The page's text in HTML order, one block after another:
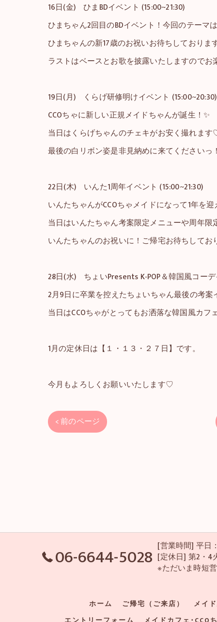
16日(金) ひまBDイベント (15:00~21:30)
ひまちゃん2回目のBDイベント！今回のテーマ
ひまちゃんの新17歳のお祝いお待ちしておりま
ラストはベースとお歌を披露いたしますので
19日(月) くらげ研修明けイベント (15:00~20:30)
CCOちゃに新しい正規メイドちゃんが誕生！✨
当日はくらげちゃんのチェキがお安く撮れま
最後の白リボン姿是非見納めに来てくださいっ！
22日(木) いんた1周年イベント (15:00~21:30)
いんたちゃんがCCOちゃメイドになって1年を迎
当日はいんたちゃん考案限定メニューや周年限
いんたちゃんのお祝いに！ご帰宅お待ちして
28日(水) ちょいPresents K-POP＆韓国風コーデ
2月9日に卒業を控えたちょいちゃん最後の考案
当日はCCOちゃがとってもお洒落な韓国風カ
1月の定休日は【１・１３・２７日】です。
今月もよろしくお願いいたします♡
< 前のページ
06-6644-5028 [営業時間] 平日
[定休日] 第2・4
※ただいま時短
ホーム ご帰宅（ご来店） メイ